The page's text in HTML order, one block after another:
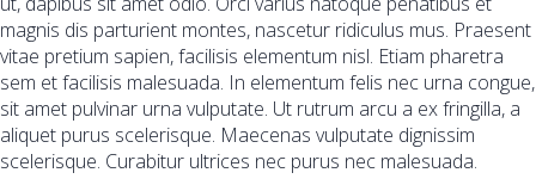
magnis dis parturient montes, nascetur ridiculus mus. Praesent
vitae pretium sapien, facilisis elementum nisl. Etiam pharetra
sem et facilisis malesuada. In elementum felis nec urna congue,
sit amet pulvinar urna vulputate. Ut rutrum arcu a ex fringilla, a
aliquet purus scelerisque. Maecenas vulputate dignissim
scelerisque. Curabitur ultrices nec purus nec malesuada.